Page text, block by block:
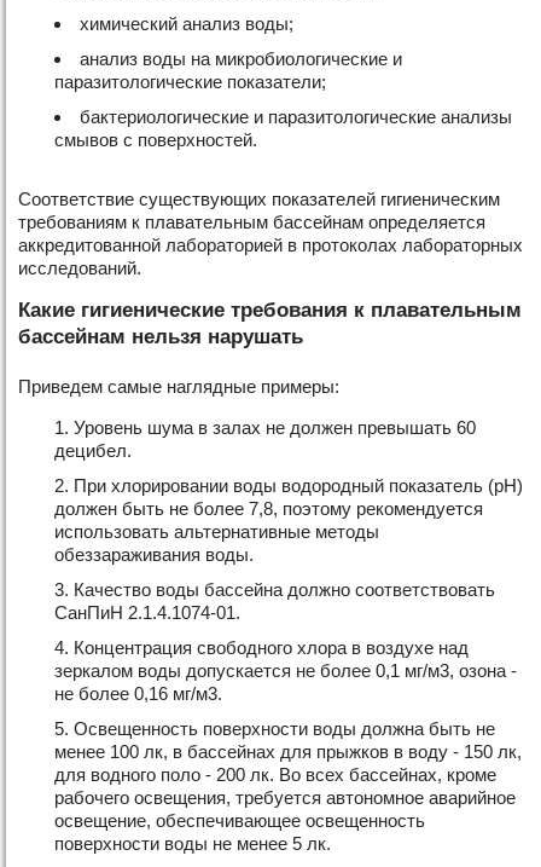
химический анализ воды;
анализ воды на микробиологические и
паразитологические показатели;
бактериологические и паразитологические анализы
смывов с поверхностей.
Соответствие существующих показателей гигиеническим
требованиям к плавательным бассейнам определяется
аккредитованной лабораторией в протоколах лабораторных
исследований.
Какие гигиенические требования к плавательным
бассейнам нельзя нарушать
Приведем самые наглядные примеры:
Уровень шума в залах не должен превышать 60
децибел.
При хлорировании воды водородный показатель (рН)
должен быть не более 7,8, поэтому рекомендуется
использовать альтернативные методы
обеззараживания воды.
Качество воды бассейна должно соответствовать
СанПиН 2.1.4.1074-01.
Концентрация свободного хлора в воздухе над
зеркалом воды допускается не более 0,1 мг/м3, озона -
не более 0,16 мг/м3.
Освещенность поверхности воды должна быть не
менее 100 лк, в бассейнах для прыжков в воду - 150 лк,
для водного поло - 200 лк. Во всех бассейнах, кроме
рабочего освещения, требуется автономное аварийное
освещение, обеспечивающее освещенность
поверхности воды не менее 5 лк.